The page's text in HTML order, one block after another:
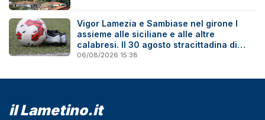
Vigor Lamezia e Sambiase nel girone I
assieme alle siciliane e alle altre
calabresi. Il 30 agosto stracittadina di
Coppa Italia
06/08/2026 15:38
il Lametino.it